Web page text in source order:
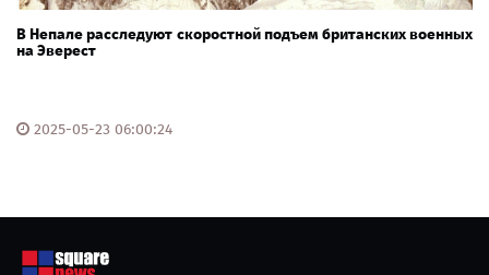
В Непале расследуют скоростной подъем британских военных
на Эверест
2025-05-23 06:00:24